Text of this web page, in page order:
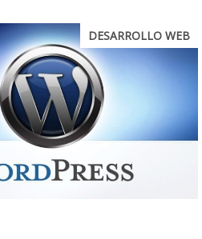
DESARROLLO WEB